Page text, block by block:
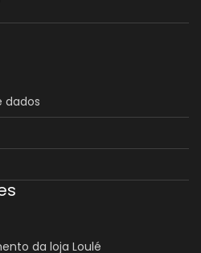
dados
da loja Loulé